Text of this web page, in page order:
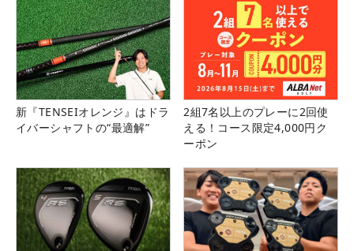
新『TENSEIオレンジ』はドラ
イバーシャフトの“最適解”
2組7名以上のプレーに2回使
える！コース限定4,000円ク
ーポン